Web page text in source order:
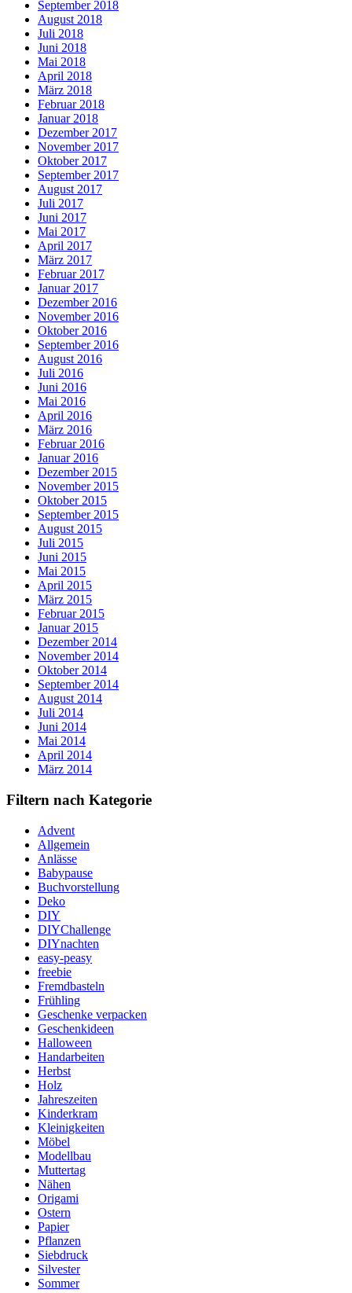
September 2018
August 2018
Juli 2018
Juni 2018
Mai 2018
April 2018
März 2018
Februar 2018
Januar 2018
Dezember 2017
November 2017
Oktober 2017
September 2017
August 2017
Juli 2017
Juni 2017
Mai 2017
April 2017
März 2017
Februar 2017
Januar 2017
Dezember 2016
November 2016
Oktober 2016
September 2016
August 2016
Juli 2016
Juni 2016
Mai 2016
April 2016
März 2016
Februar 2016
Januar 2016
Dezember 2015
November 2015
Oktober 2015
September 2015
August 2015
Juli 2015
Juni 2015
Mai 2015
April 2015
März 2015
Februar 2015
Januar 2015
Dezember 2014
November 2014
Oktober 2014
September 2014
August 2014
Juli 2014
Juni 2014
Mai 2014
April 2014
März 2014
Filtern nach Kategorie
Advent
Allgemein
Anlässe
Babypause
Buchvorstellung
Deko
DIY
DIYChallenge
DIYnachten
easy-peasy
freebie
Fremdbasteln
Frühling
Geschenke verpacken
Geschenkideen
Halloween
Handarbeiten
Herbst
Holz
Jahreszeiten
Kinderkram
Kleinigkeiten
Möbel
Modellbau
Muttertag
Nähen
Origami
Ostern
Papier
Pflanzen
Siebdruck
Silvester
Sommer